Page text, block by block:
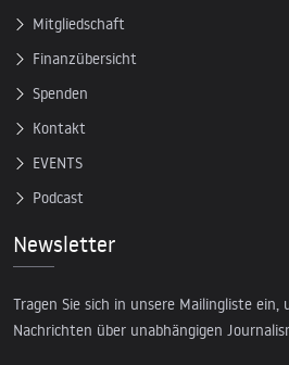
Mitgliedschaft
Finanzübersicht
Spenden
Kontakt
EVENTS
Podcast
Newsletter
Tragen Sie sich in unsere Mailingliste ein,
Nachrichten über unabhängigen